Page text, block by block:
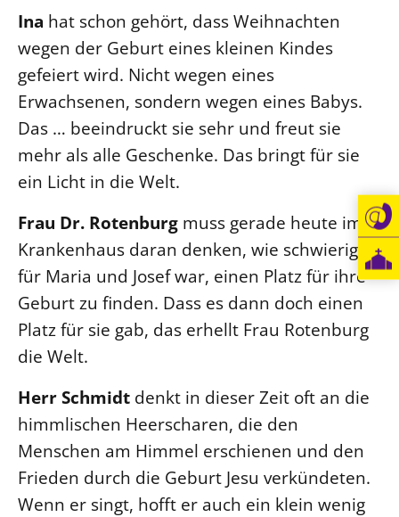
Ina hat schon gehört, dass Weihnachten
wegen der Geburt eines kleinen Kindes
gefeiert wird. Nicht wegen eines
Erwachsenen, sondern wegen eines Babys.
Das … beeindruckt sie sehr und freut sie
mehr als alle Geschenke. Das bringt für sie
ein Licht in die Welt.
Frau Dr. Rotenburg muss gerade heute im
Krankenhaus daran denken, wie schwierig es
für Maria und Josef war, einen Platz für ihre
Geburt zu finden. Dass es dann doch einen
Platz für sie gab, das erhellt Frau Rotenburg
die Welt.
Herr Schmidt denkt in dieser Zeit oft an die
himmlischen Heerscharen, die den
Menschen am Himmel erschienen und den
Frieden durch die Geburt Jesu verkündeten.
Wenn er singt, hofft er auch ein klein wenig